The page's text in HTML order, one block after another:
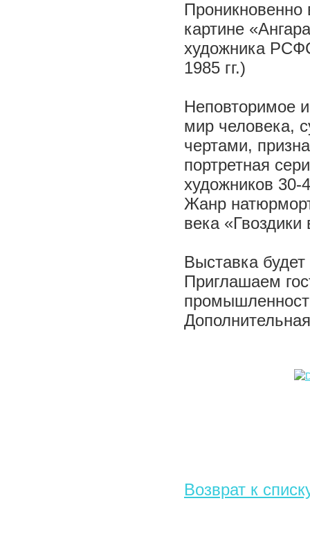
картине
художника
1985 гг.)
Неповторимое
мир человека,
чертами,
портретная
художников 30-
Жанр
века «Гвоздики
Выставка
Приглашаем
Возврат к